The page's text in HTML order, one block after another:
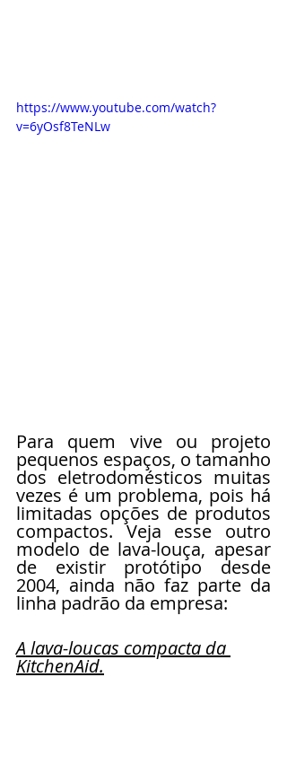
https://www.youtube.com/watch?
v=6yOsf8TeNLw
Para quem vive ou projeto
pequenos espaços, o tamanho
dos eletrodomésticos muitas
vezes é um problema, pois há
limitadas opções de produtos
compactos. Veja esse outro
modelo de lava-louça, apesar
de existir protótipo desde
2004, ainda não faz parte da
linha padrão da empresa:
A lava-loucas compacta da
KitchenAid.